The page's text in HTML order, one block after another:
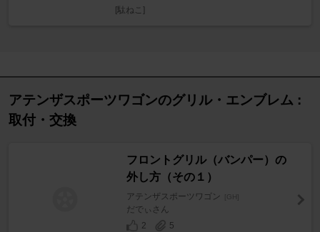
[駄ねこ]
アテンザスポーツワゴンのグリル・エンブレム :
取付・交換
フロントグリル（バンパー）の
外し方（その１）
アテンザスポーツワゴン [GH]
だでぃさん
2
5